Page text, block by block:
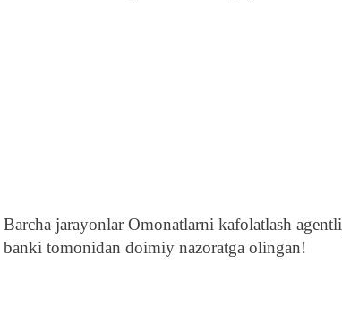
Barcha jarayonlar Omonatlarni kafolatlash
banki tomonidan doimiy nazoratga olingan!